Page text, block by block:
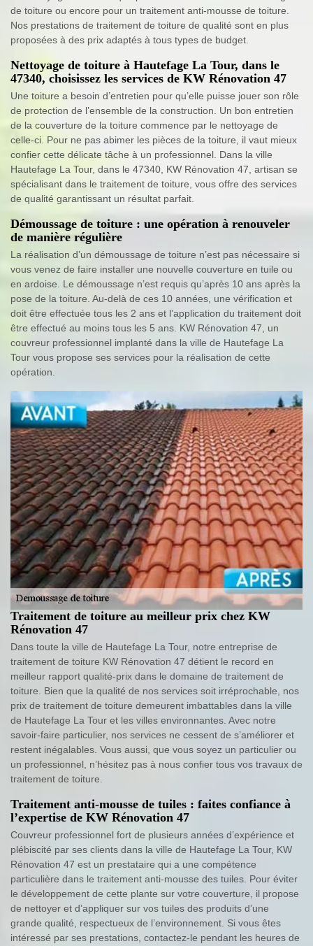
de toiture ou encore pour un traitement anti-mousse de toiture.
Nos prestations de traitement de toiture de qualité sont en plus
proposées à des prix adaptés à tous types de budget.
Nettoyage de toiture à Hautefage La Tour, dans le
47340, choisissez les services de KW Rénovation 47
Une toiture a besoin d’entretien pour qu’elle puisse jouer son rôle
de protection de l’ensemble de la construction. Un bon entretien
de la couverture de la toiture commence par le nettoyage de
celle-ci. Pour ne pas abimer les pièces de la toiture, il vaut mieux
confier cette délicate tâche à un professionnel. Dans la ville
Hautefage La Tour, dans le 47340, KW Rénovation 47, artisan se
spécialisant dans le traitement de toiture, vous offre des services
de qualité garantissant un résultat parfait.
Démoussage de toiture : une opération à renouveler
de manière régulière
La réalisation d’un démoussage de toiture n’est pas nécessaire si
vous venez de faire installer une nouvelle couverture en tuile ou
en ardoise. Le démoussage n’est requis qu’après 10 ans après la
pose de la toiture. Au-delà de ces 10 années, une vérification et
doit être effectuée tous les 2 ans et l’application du traitement doit
être effectué au moins tous les 5 ans. KW Rénovation 47, un
couvreur professionnel implanté dans la ville de Hautefage La
Tour vous propose ses services pour la réalisation de cette
opération.
Traitement de toiture au meilleur prix chez KW
Rénovation 47
Dans toute la ville de Hautefage La Tour, notre entreprise de
traitement de toiture KW Rénovation 47 détient le record en
meilleur rapport qualité-prix dans le domaine de traitement de
toiture. Bien que la qualité de nos services soit irréprochable, nos
prix de traitement de toiture demeurent imbattables dans la ville
de Hautefage La Tour et les villes environnantes. Avec notre
savoir-faire particulier, nos services ne cessent de s’améliorer et
restent inégalables. Vous aussi, que vous soyez un particulier ou
un professionnel, n’hésitez pas à nous confier tous vos travaux de
traitement de toiture.
Traitement anti-mousse de tuiles : faites confiance à
l’expertise de KW Rénovation 47
Couvreur professionnel fort de plusieurs années d’expérience et
plébiscité par ses clients dans la ville de Hautefage La Tour, KW
Rénovation 47 est un prestataire qui a une compétence
particulière dans le traitement anti-mousse des tuiles. Pour éviter
le développement de cette plante sur votre couverture, il propose
de nettoyer et d’appliquer sur vos tuiles des produits d’une
grande qualité, respectueux de l’environnement. Si vous êtes
intéressé par ses prestations, contactez-le pendant les heures de